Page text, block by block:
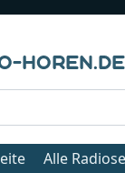
Alle